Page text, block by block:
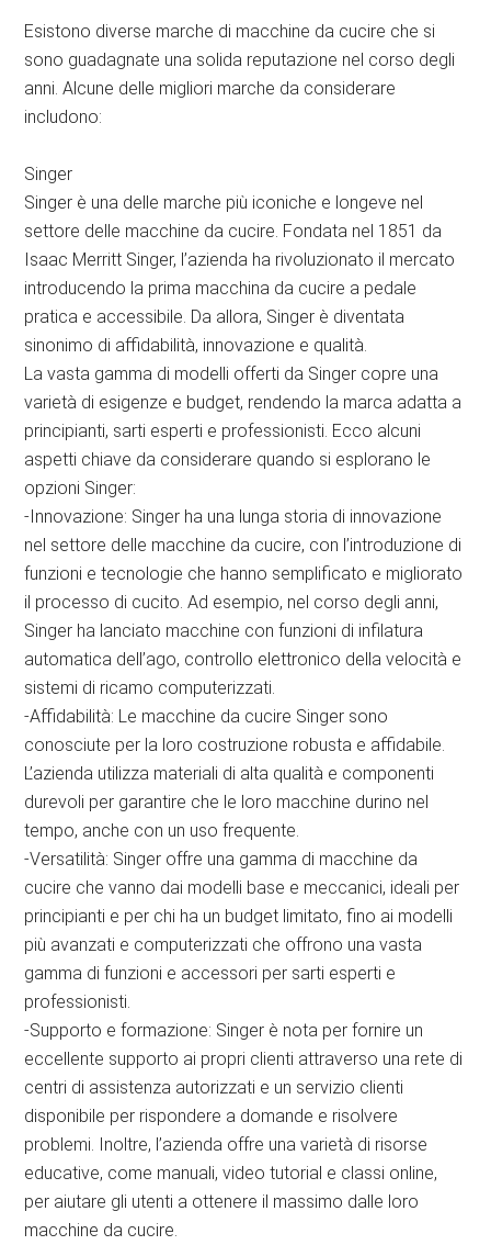
Esistono diverse marche di macchine da cucire che si
sono guadagnate una solida reputazione nel corso degli
anni. Alcune delle migliori marche da considerare
includono:
Singer
Singer è una delle marche più iconiche e longeve nel
settore delle macchine da cucire. Fondata nel 1851 da
Isaac Merritt Singer, l’azienda ha rivoluzionato il mercato
introducendo la prima macchina da cucire a pedale
pratica e accessibile. Da allora, Singer è diventata
sinonimo di affidabilità, innovazione e qualità.
La vasta gamma di modelli offerti da Singer copre una
varietà di esigenze e budget, rendendo la marca adatta a
principianti, sarti esperti e professionisti. Ecco alcuni
aspetti chiave da considerare quando si esplorano le
opzioni Singer:
-Innovazione: Singer ha una lunga storia di innovazione
nel settore delle macchine da cucire, con l’introduzione di
funzioni e tecnologie che hanno semplificato e migliorato
il processo di cucito. Ad esempio, nel corso degli anni,
Singer ha lanciato macchine con funzioni di infilatura
automatica dell’ago, controllo elettronico della velocità e
sistemi di ricamo computerizzati.
-Affidabilità: Le macchine da cucire Singer sono
conosciute per la loro costruzione robusta e affidabile.
L’azienda utilizza materiali di alta qualità e componenti
durevoli per garantire che le loro macchine durino nel
tempo, anche con un uso frequente.
-Versatilità: Singer offre una gamma di macchine da
cucire che vanno dai modelli base e meccanici, ideali per
principianti e per chi ha un budget limitato, fino ai modelli
più avanzati e computerizzati che offrono una vasta
gamma di funzioni e accessori per sarti esperti e
professionisti.
-Supporto e formazione: Singer è nota per fornire un
eccellente supporto ai propri clienti attraverso una rete di
centri di assistenza autorizzati e un servizio clienti
disponibile per rispondere a domande e risolvere
problemi. Inoltre, l’azienda offre una varietà di risorse
educative, come manuali, video tutorial e classi online,
per aiutare gli utenti a ottenere il massimo dalle loro
macchine da cucire.